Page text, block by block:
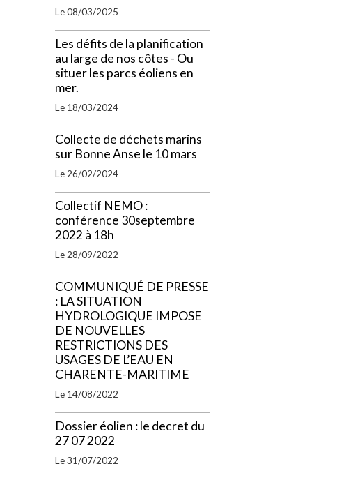
Le 08/03/2025
Les défits de la planification
au large de nos côtes - Ou
situer les parcs éoliens en
mer.
Le 18/03/2024
Collecte de déchets marins
sur Bonne Anse le 10 mars
Le 26/02/2024
Collectif NEMO :
conférence 30septembre
2022 à 18h
Le 28/09/2022
COMMUNIQUÉ DE PRESSE
: LA SITUATION
HYDROLOGIQUE IMPOSE
DE NOUVELLES
RESTRICTIONS DES
USAGES DE L’EAU EN
CHARENTE-MARITIME
Le 14/08/2022
Dossier éolien : le decret du
27 07 2022
Le 31/07/2022